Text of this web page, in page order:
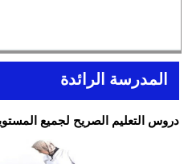
المدرسة الرائدة
دروس التعليم الصريح لجميع المستويات